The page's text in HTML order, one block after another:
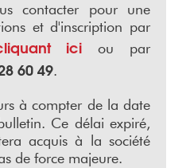
contacter pour une
et d'inscription par
ici ou par
60 49.
à compter de la date
Ce délai expiré,
acquis à la société
de force majeure.